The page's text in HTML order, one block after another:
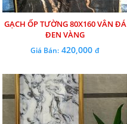
GẠCH ỐP TƯỜNG 80X160 VÂN ĐÁ
ĐEN VÀNG
Giá Bán: 420,000đ